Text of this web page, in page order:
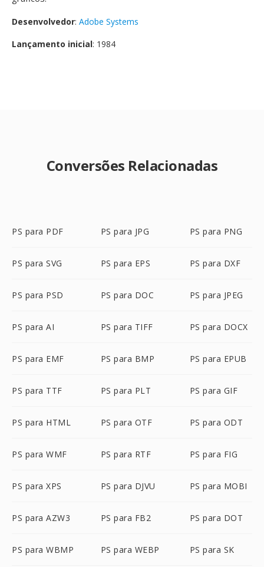
Desenvolvedor: Adobe Systems
Lançamento inicial: 1984
Conversões Relacionadas
PS para PDF PS para JPG PS para PNG
PS para SVG PS para EPS PS para DXF
PS para PSD PS para DOC PS para JPEG
PS para AI PS para TIFF PS para DOCX
PS para EMF PS para BMP PS para EPUB
PS para TTF PS para PLT PS para GIF
PS para HTML PS para OTF PS para ODT
PS para WMF PS para RTF PS para FIG
PS para XPS PS para DJVU PS para MOBI
PS para AZW3 PS para FB2 PS para DOT
PS para WBMP PS para WEBP PS para SK